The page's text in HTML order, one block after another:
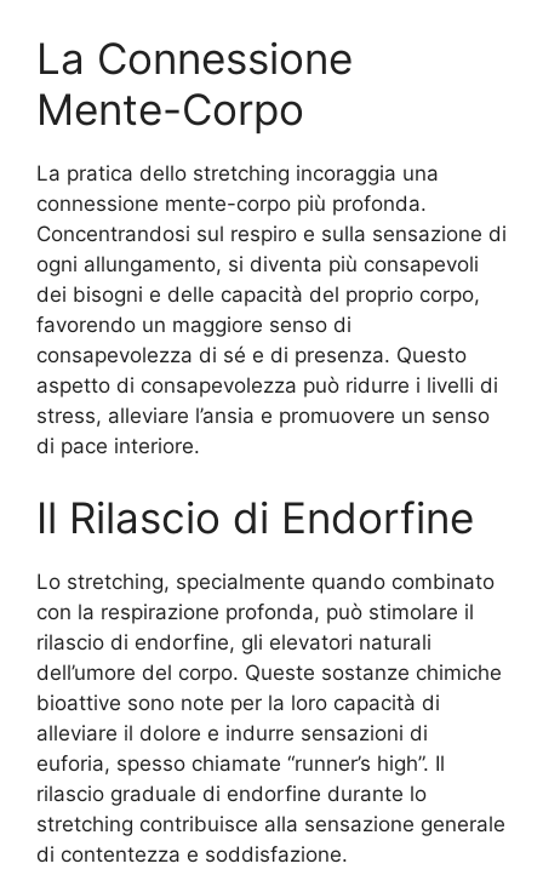
La Connessione
Mente-Corpo
La pratica dello stretching incoraggia una
connessione mente-corpo più profonda.
Concentrandosi sul respiro e sulla sensazione di
ogni allungamento, si diventa più consapevoli
dei bisogni e delle capacità del proprio corpo,
favorendo un maggiore senso di
consapevolezza di sé e di presenza. Questo
aspetto di consapevolezza può ridurre i livelli di
stress, alleviare l’ansia e promuovere un senso
di pace interiore.
Il Rilascio di Endorfine
Lo stretching, specialmente quando combinato
con la respirazione profonda, può stimolare il
rilascio di endorfine, gli elevatori naturali
dell’umore del corpo. Queste sostanze chimiche
bioattive sono note per la loro capacità di
alleviare il dolore e indurre sensazioni di
euforia, spesso chiamate “runner’s high”. Il
rilascio graduale di endorfine durante lo
stretching contribuisce alla sensazione generale
di contentezza e soddisfazione.